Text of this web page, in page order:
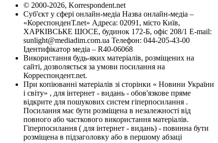
© 2000-2026, Korrespondent.net
Суб'єкт у сфері онлайн-медіа Назва онлайн-медіа –
«КореспонденТ.net» Адреса: 02091, місто Київ,
ХАРКІВСЬКЕ ШОСЕ, будинок 172-Б, офіс 208/1 E-mail:
sunlight@mediadim.com.ua Телефон: 044-205-43-00
Ідентифікатор медіа – R40-06068
Використання будь-яких матеріалів, розміщених на
сайті, дозволяється за умови посилання на
Корреспондент.net.
При копіюванні матеріалів зі сторінки « Новини України
і світу» , для інтернет - видань - обов'язкове пряме
відкрите для пошукових систем гіперпосилання .
Посилання має бути розміщена в незалежності від
повного або часткового використання матеріалів.
Гіперпосилання ( для інтернет - видань) - повинна бути
розміщена в підзаголовку або в першому абзаці